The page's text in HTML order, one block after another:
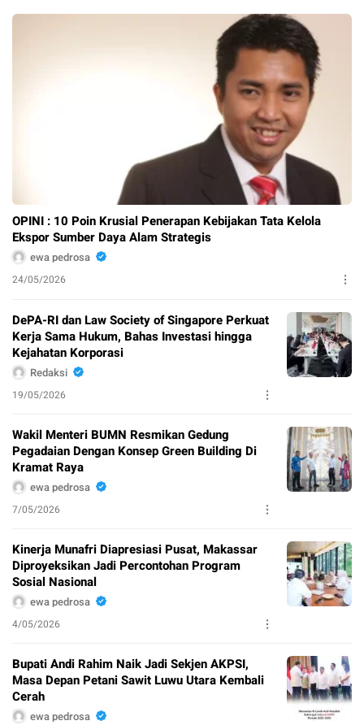
OPINI : 10 Poin Krusial Penerapan Kebijakan Tata Kelola
Ekspor Sumber Daya Alam Strategis
ewa pedrosa
24/05/2026
DePA-RI dan Law Society of Singapore Perkuat
Kerja Sama Hukum, Bahas Investasi hingga
Kejahatan Korporasi
Redaksi
19/05/2026
Wakil Menteri BUMN Resmikan Gedung
Pegadaian Dengan Konsep Green Building Di
Kramat Raya
ewa pedrosa
7/05/2026
Kinerja Munafri Diapresiasi Pusat, Makassar
Diproyeksikan Jadi Percontohan Program
Sosial Nasional
ewa pedrosa
4/05/2026
Bupati Andi Rahim Naik Jadi Sekjen AKPSI,
Masa Depan Petani Sawit Luwu Utara Kembali
Cerah
ewa pedrosa